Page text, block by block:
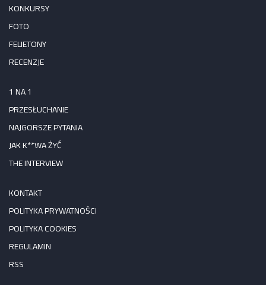
KONKURSY
FOTO
FELIETONY
RECENZJE
1 NA 1
PRZESŁUCHANIE
NAJGORSZE PYTANIA
JAK K**WA ŻYĆ
THE INTERVIEW
KONTAKT
POLITYKA PRYWATNOŚCI
POLITYKA COOKIES
REGULAMIN
RSS